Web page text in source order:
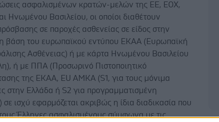
ασφαλισμένων κρατών-μελών της ΕΕ, ΕΟΧ,
Ηνωμένου Βασιλείου, οι οποίοι διαθέτουν
σε παροχές ασθενείας σε είδος στην
βάση του ευρωπαϊκού εντύπου ΕΚΑΑ (Ευρωπαϊκή
Ασθένειας) ή με κάρτα Ηνωμένου Βασιλείου
ή με ΠΠΑ (Προσωρινό Πιστοποιητικό
της ΕΚΑΑ, EU ΑΜΚΑ (S1, για τους μόνιμα
στην Ελλάδα ή S2 για προγραμματισμένη
σε ισχύ εφαρμόζεται ακριβώς η ίδια διαδικασία που
τους Έλληνες ασφαλισμένους σύμφωνα με τις